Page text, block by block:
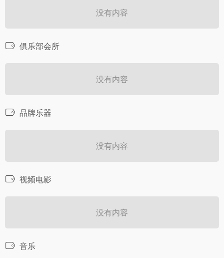
没有内容
俱乐部会所
没有内容
品牌乐器
没有内容
视频电影
没有内容
音乐